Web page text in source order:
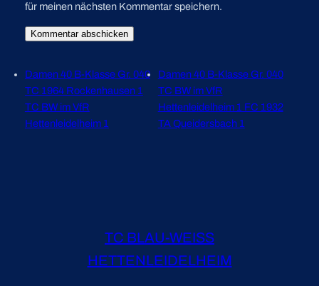
für meinen nächsten Kommentar speichern.
Damen 40 B-Klasse Gr. 040
TC 1964 Rockenhausen 1
TC BW im VfR
Hettenleidelheim 1
Damen 40 B-Klasse Gr. 040
TC BW im VfR
Hettenleidelheim 1 FC 1932
TA Queidersbach 1
TC BLAU-WEISS
HETTENLEIDELHEIM